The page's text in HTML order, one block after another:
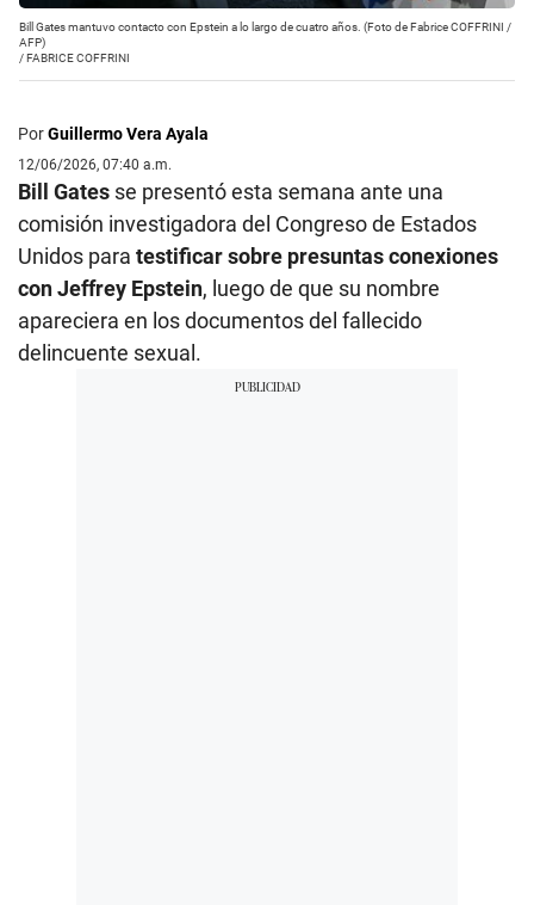
Bill Gates mantuvo contacto con Epstein a lo largo de cuatro años. (Foto de Fabrice COFFRINI /
AFP)
/FABRICE COFFRINI
PorGuillermo Vera Ayala
12/06/2026, 07:40 a.m.
Bill Gates se presentó esta semana ante una
comisión investigadora del Congreso de Estados
Unidos para testificar sobre presuntas conexiones
con Jeffrey Epstein, luego de que su nombre
apareciera en los documentos del fallecido
delincuente sexual.